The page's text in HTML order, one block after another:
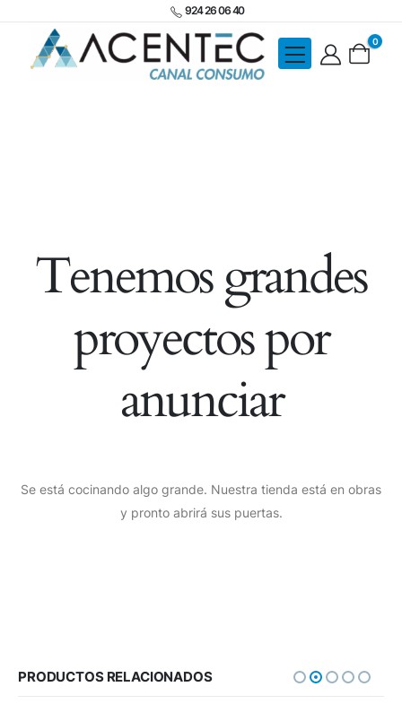
924 26 06 40
0
Tenemos grandes
proyectos por
anunciar
Se está cocinando algo grande. Nuestra tienda está en obras
y pronto abrirá sus puertas.
PRODUCTOS RELACIONADOS